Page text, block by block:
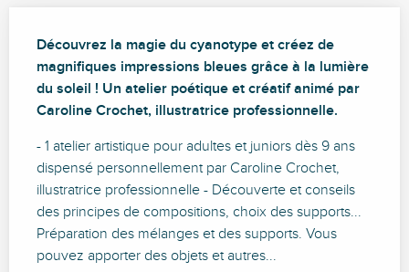
Découvrez la magie du cyanotype et créez de
magnifiques impressions bleues grâce à la lumière
du soleil ! Un atelier poétique et créatif animé par
Caroline Crochet, illustratrice professionnelle.
- 1 atelier artistique pour adultes et juniors dès 9 ans
dispensé personnellement par Caroline Crochet,
illustratrice professionnelle - Découverte et conseils
des principes de compositions, choix des supports...
Préparation des mélanges et des supports. Vous
pouvez apporter des objets et autres...